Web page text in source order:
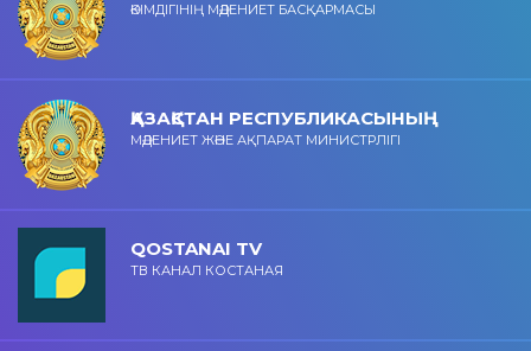
ӘКІМДІГІНІҢ МӘДЕНИЕТ БАСҚАРМАСЫ
ҚАЗАҚСТАН РЕСПУБЛИКАСЫНЫҢ
МӘДЕНИЕТ ЖӘНЕ АҚПАРАТ МИНИСТРЛІГІ
QOSTANAI TV
ТВ КАНАЛ КОСТАНАЯ